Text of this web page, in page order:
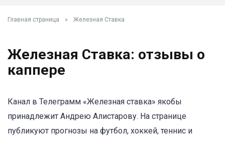
Главная страница » Железная Ставка
Железная Ставка: отзывы о
каппере
Канал в Телеграмм «Железная ставка» якобы
принадлежит Андрею Алистарову. На странице
публикуют прогнозы на футбол, хоккей, теннис и